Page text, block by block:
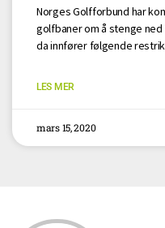
Norges Golfforbund har
golfbaner om å stenge
da innfører følgende
LES MER
mars 15, 2020